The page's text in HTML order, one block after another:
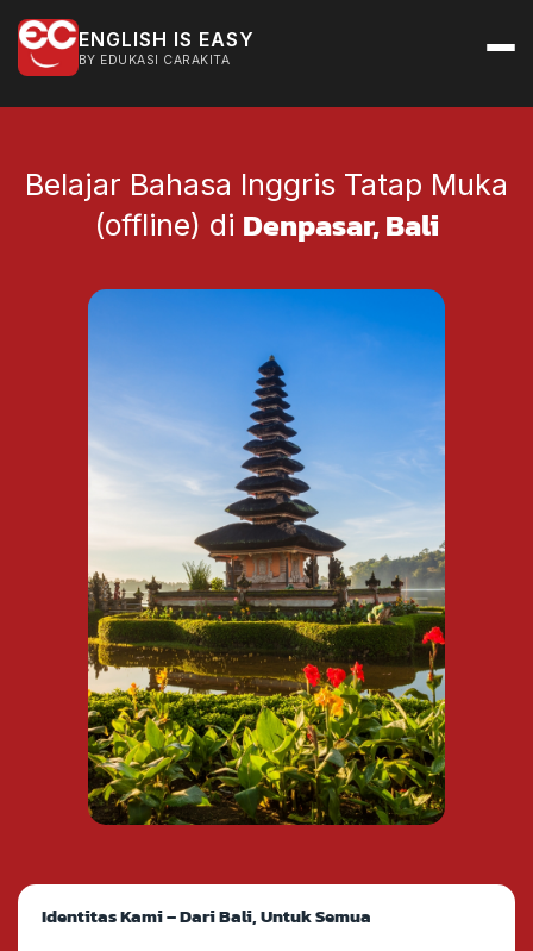
ENGLISH IS EASY
BY EDUKASI CARAKITA
Belajar Bahasa Inggris Tatap Muka
(offline) di Denpasar, Bali
Identitas Kami – Dari Bali, Untuk Semua